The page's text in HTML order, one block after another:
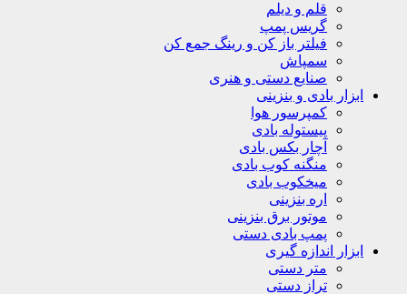
قلم و دیلم
گریس پمپ
فیلتر باز کن و رینگ جمع کن
سمپاش
صنایع دستی و هنری
ابزار بادی و بنزینی
کمپرسور هوا
پیستوله بادی
آچار بکس بادی
منگنه کوب بادی
میخکوب بادی
اره بنزینی
موتور برق بنزینی
پمپ بادی دستی
ابزار اندازه گیری
متر دستی
تراز دستی